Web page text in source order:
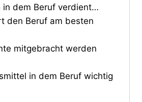
in dem Beruf verdient…
den Beruf am besten
mitgebracht werden
in dem Beruf wichtig